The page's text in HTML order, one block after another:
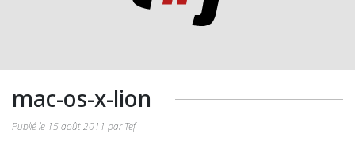
mac-os-x-lion
Publié le 15 août 2011 par Tef